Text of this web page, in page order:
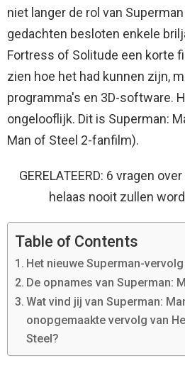
niet langer de rol van
gedachten besloten enkele
Fortress of Solitude een korte
zien hoe het had kunnen zijn,
programma's en 3D-software.
ongelooflijk. Dit is Superman:
Man of Steel 2-fanfilm).
GERELATEERD: 6 vragen
helaas nooit zullen
Table of Contents
Het nieuwe Superman-vervolg
De opnames van Superman:
Wat vind jij van Superman:
onopgemaakte vervolg van
Steel?